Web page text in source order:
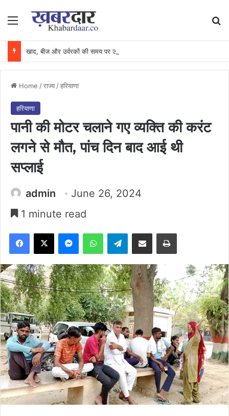
Menu
Home /राज्य /हरियाणा
हरियाणा
पानी की मोटर चलाने गए व्यक्ति की करंट
लगने से मौत, पांच दिन बाद आई थी
सप्लाई
admin
June 26, 2024
1 minute read
Facebook
X MessengerWhatsAppTelegramShare via Email Print